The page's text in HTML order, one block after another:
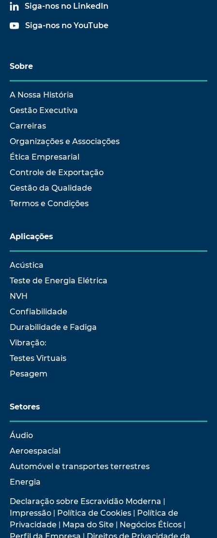
Siga-nos no LinkedIn
Siga-nos no YouTube
Sobre
A Nossa História
Gestão Executiva
Carreiras
Organizações e Associações
Ética Empresarial
Controle de Exportação
Gestão da Qualidade
Termos e Condições
Aplicações
Acústica
Teste de Energia Elétrica
NVH
Confiabilidade
Durabilidade e Fadiga
Vibração:
Testes Virtuais
Pesagem
Setores
Áudio
Aeroespacial
Automóvel e transportes terrestres
Energia
Declaração sobre Escravidão Moderna |
Impressão | Política de Cookies | Política de
Privacidade | Mapa do Site | Negócios Éticos |